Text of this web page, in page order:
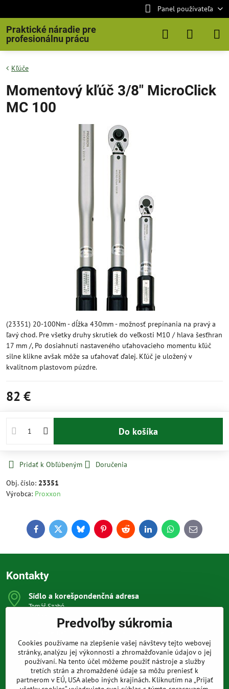
Panel používateľa
Praktické náradie pre
profesionálnu prácu
Kľúče
Momentový kľúč 3/8" MicroClick
MC 100
(23351) 20-100Nm - dĺžka 430mm - možnosť prepínania na pravý a
ľavý chod. Pre všetky druhy skrutiek do veľkosti M10 / hlava šesťhran
17 mm /, Po dosiahnutí nastaveného uťahovacieho momentu kľúč
silne klikne avšak môže sa uťahovať ďalej. Kľúč je uložený v
kvalitnom plastovom púzdre.
82 €
Do košíka
Pridať k Obľúbeným
Doručenia
Obj. číslo: 23351
Výrobca: Proxxon
FacebookTwitterBlueskyPinterestReddit LinkedInWhatsApp
E-
mail
Kontakty
Sídlo a korešpondenčná adresa
Tomáš Szabó
851 03 Bratislava
Sme internetový obchod, nemáme kamennú predajňu.
0903 709 305
(08:00 - 20:00 vrátane víkendov a sviatkov)
info​@prakticke-naradie​.sk
Predvoľby súkromia
Cookies používame na zlepšenie vašej návštevy tejto webovej
stránky, analýzu jej výkonnosti a zhromažďovanie údajov o jej
používaní. Na tento účel môžeme použiť nástroje a služby
tretích strán a zhromaždené údaje sa môžu preniesť k
partnerom v EÚ, USA alebo iných krajinách. Kliknutím na „Prijať